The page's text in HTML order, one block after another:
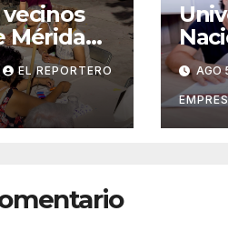
Mérida
de
EL REPORTERO AGO